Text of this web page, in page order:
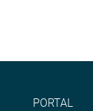
PORTAL